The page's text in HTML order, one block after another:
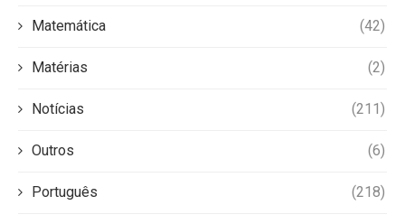
Matemática (42)
Matérias (2)
Notícias (211)
Outros (6)
Português (218)